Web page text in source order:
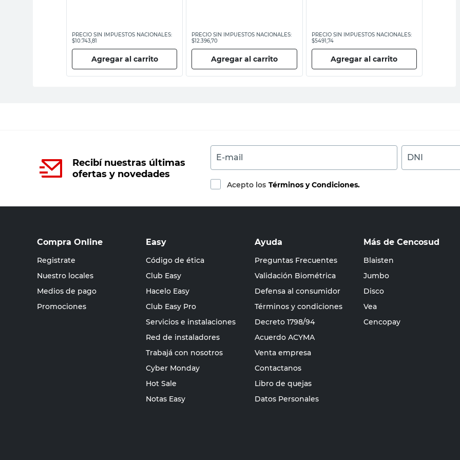
PRECIO SIN IMPUESTOS NACIONALES:
$10.743,81
Agregar al carrito
PRECIO SIN IMPUESTOS NACIONALES:
$12.396,70
Agregar al carrito
PRECIO SIN IMPUESTOS NACIONALES:
$5491,74
Agregar al carrito
Recibí nuestras últimas
ofertas y novedades
E-mail DNI
Acepto los Términos y Condiciones.
Compra Online
Registrate
Nuestro locales
Medios de pago
Promociones
Easy
Código de ética
Club Easy
Hacelo Easy
Club Easy Pro
Servicios e instalaciones
Red de instaladores
Trabajá con nosotros
Cyber Monday
Hot Sale
Notas Easy
Ayuda
Preguntas Frecuentes
Validación Biométrica
Defensa al consumidor
Términos y condiciones
Decreto 1798/94
Acuerdo ACYMA
Venta empresa
Contactanos
Libro de quejas
Datos Personales
Más de Cencosud
Blaisten
Jumbo
Disco
Vea
Cencopay